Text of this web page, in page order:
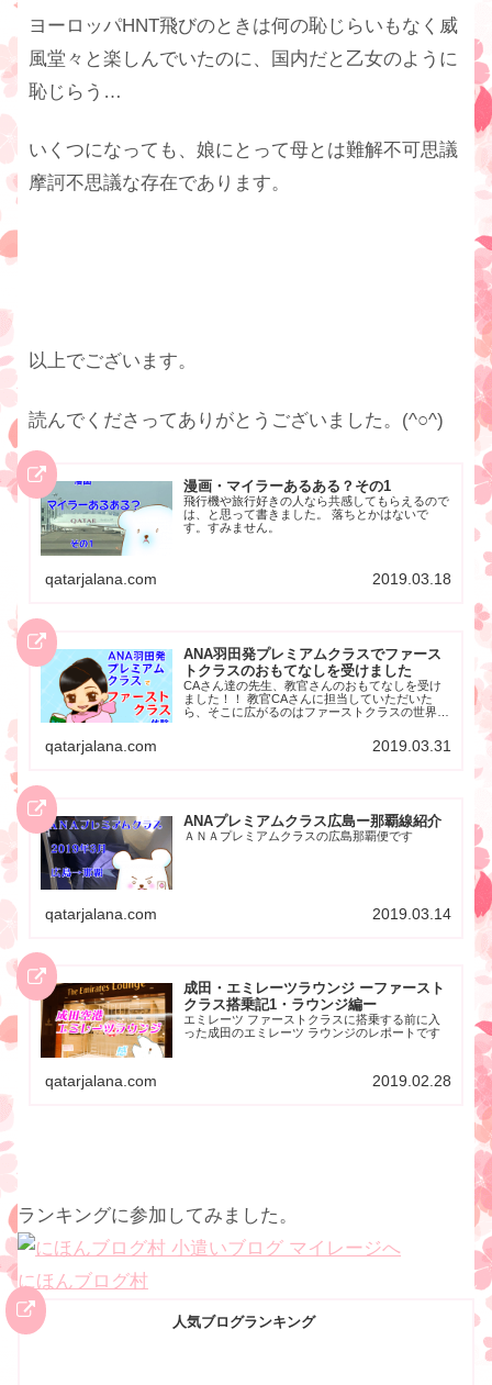
ヨーロッパHNT飛びのときは何の恥じらいもなく威
風堂々と楽しんでいたのに、国内だと乙女のように
恥じらう…
いくつになっても、娘にとって母とは難解不可思議
摩訶不思議な存在であります。
以上でございます。
読んでくださってありがとうございました。(^○^)
漫画・マイラーあるある？その1
飛行機や旅行好きの人なら共感してもらえるので
は、と思って書きました。 落ちとかはないで
す。すみません。
qatarjalana.com 2019.03.18
ANA羽田発プレミアムクラスでファース
トクラスのおもてなしを受けました
CAさん達の先生、教官さんのおもてなしを受け
ました！！ 教官CAさんに担当していただいた
ら、そこに広がるのはファーストクラスの世界で
qatarjalana.com 2019.03.31
ANAプレミアムクラス広島ー那覇線紹介
ＡＮＡプレミアムクラスの広島那覇便です
qatarjalana.com 2019.03.14
成田・エミレーツラウンジ ーファースト
クラス搭乗記1・ラウンジ編ー
エミレーツ ファーストクラスに搭乗する前に入
った成田のエミレーツ ラウンジのレポートです
qatarjalana.com 2019.02.28
ランキングに参加してみました。
にほんブログ村
人気ブログランキング